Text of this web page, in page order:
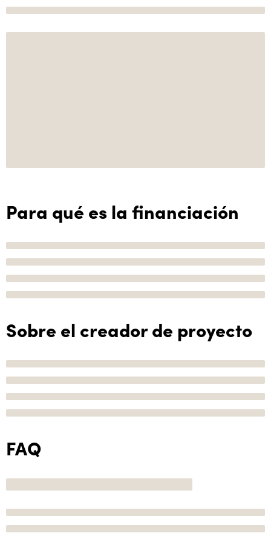
Para qué es la financiación
Sobre el creador de proyecto
FAQ